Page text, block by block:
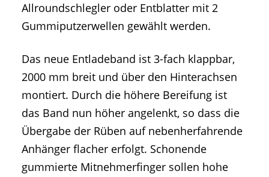
Allroundschlegler oder Entblatter mit 2
Gummiputzerwellen gewählt werden.
Das neue Entladeband ist 3-fach klappbar,
2000 mm breit und über den Hinterachsen
montiert. Durch die höhere Bereifung ist
das Band nun höher angelenkt, so dass die
Übergabe der Rüben auf nebenherfahrende
Anhänger flacher erfolgt. Schonende
gummierte Mitnehmerfinger sollen hohe